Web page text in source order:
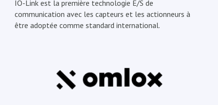
IO-Link est la première technologie E/S de
communication avec les capteurs et les actionneurs à
être adoptée comme standard international.